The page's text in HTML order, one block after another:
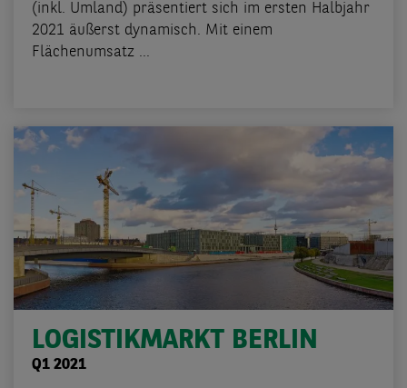
(inkl. Umland) präsentiert sich im ersten Halbjahr
2021 äußerst dynamisch. Mit einem
Flächenumsatz ...
LOGISTIKMARKT BERLIN
Q1 2021